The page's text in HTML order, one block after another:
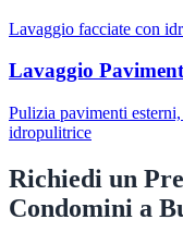
Lavaggio facciate con
Lavaggio
Pulizia pavimenti
idropulitrice
Richiedi un
Condomini a